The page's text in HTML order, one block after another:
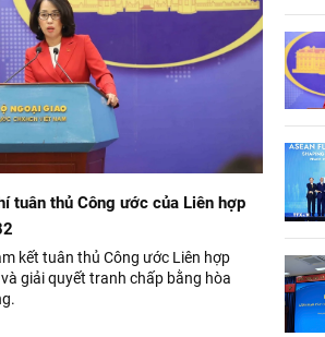
tuân thủ Công ước của Liên hợp
kết tuân thủ Công ước Liên hợp
giải quyết tranh chấp bằng hòa